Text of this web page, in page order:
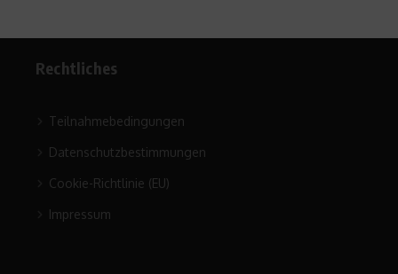
Rechtliches
Teilnahmebedingungen
Datenschutzbestimmungen
Cookie-Richtlinie (EU)
Impressum